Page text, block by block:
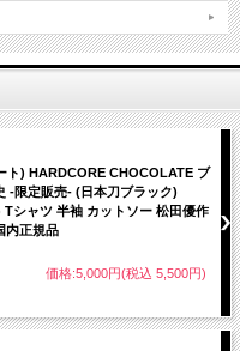
ト) HARDCORE CHOCOLATE ブ
-限定販売- (日本刀ブラック)
シャツ 半袖 カットソー 松田優作
内正規品
価格:5,000円(税込 5,500円)